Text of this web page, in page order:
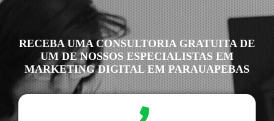
RECEBA UMA CONSULTORIA GRATUITA DE
UM DE NOSSOS ESPECIALISTAS EM
MARKETING DIGITAL EM PARAUAPEBAS